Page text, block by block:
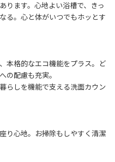
ります。心地よい浴槽で、きっ
る。心と体がいつでもホッとす
本格的なエコ機能をプラス。ど
の配慮も充実。
らしを機能で支える洗面カウン
り心地。お掃除もしやすく清潔